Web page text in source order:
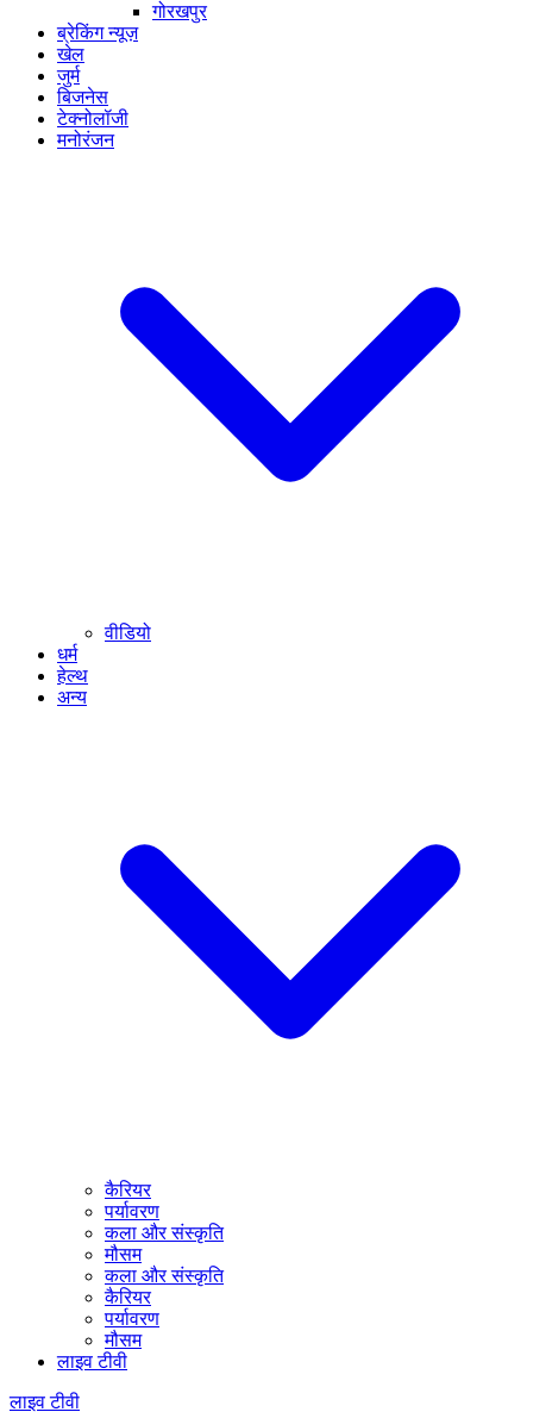
गोरखपुर
ब्रेकिंग न्यूज़
खेल
जुर्म
बिजनेस
टेक्नोलॉजी
मनोरंजन
वीडियो
धर्म
हेल्थ
अन्य
कैरियर
पर्यावरण
कला और संस्कृति
मौसम
कला और संस्कृति
कैरियर
पर्यावरण
मौसम
लाइव टीवी
लाइव टीवी